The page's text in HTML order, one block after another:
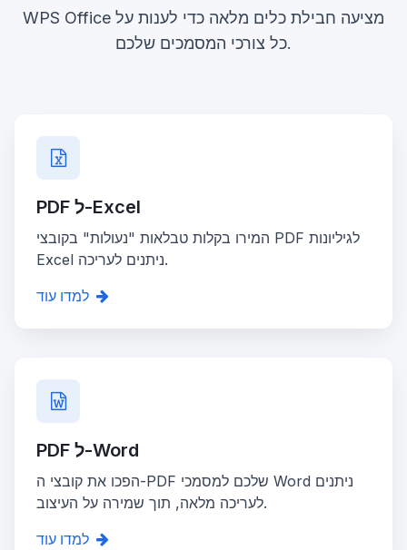
WPS Office מציעה חבילת כלים מלאה כדי לענות על
כל צורכי המסמכים שלכם.
PDF ל-Excel
המירו בקלות טבלאות "נעולות" בקובצי PDF לגיליונות
Excel ניתנים לעריכה.
למדו עוד
PDF ל-Word
הפכו את קובצי ה-PDF שלכם למסמכי Word ניתנים
לעריכה מלאה, תוך שמירה על העיצוב.
למדו עוד